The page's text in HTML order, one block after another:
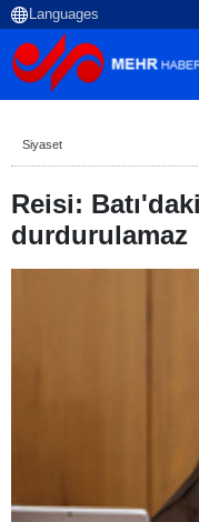
Siyaset
Reisi:
durdurulamaz